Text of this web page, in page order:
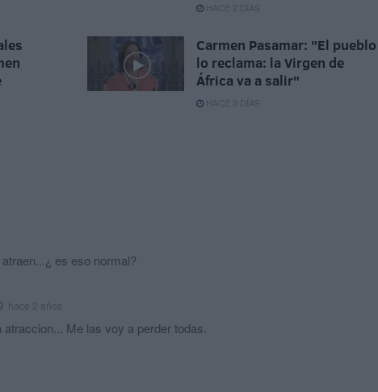
HACE 2 DÍAS
Carmen Pasamar: "El pueblo
lo reclama: la Virgen de
África va a salir"
HACE 3 DÍAS
es eso normal?
hace 2 años
Me las voy a perder todas.